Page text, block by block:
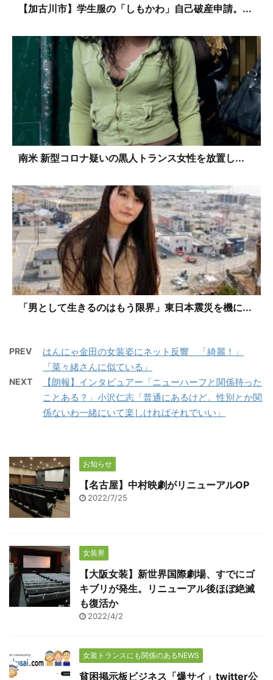
【加古川市】学生服の「しもかわ」自己破産申請。...
南米 新型コロナ疑いの黒人トランス女性を放置し...
「男として生きるのはもう限界」東日本震災を機に...
PREV
はんにゃ金田の女装姿にネット反響 「綺麗！」
「菜々緒さんに似ている」
NEXT
【朗報】インタビュアー「ニューハーフと関係持った
ことある？」小沢仁志「普通にあるけど。性別とか関
係ないわ一緒にいて楽しければそれでいい」
お知らせ
【名古屋】中村映劇がリニューアルOP
2022/7/25
女装界
【大阪女装】新世界国際劇場、すでにゴ
キブリが発生。リニューアル後ほぼ絶滅
も復活か
2022/4/2
女装トランスにも関係のあるNEWS
貧困掲示板ビジネス「爆サイ」twitter公